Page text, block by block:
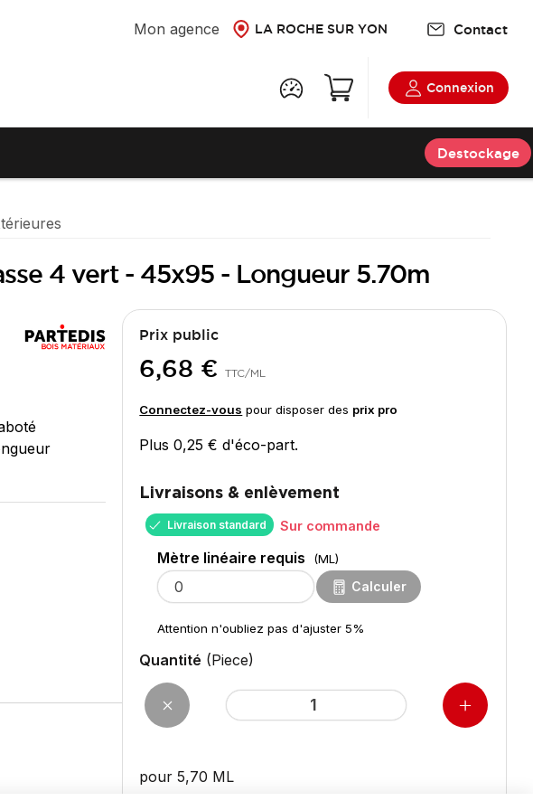
Mon agence LA ROCHE SUR YON Contact
Connexion
Destockage
4 vert - 45x95 - Longueur 5.70m
Prix public
6,68 € TTC/ML
Connectez-vous pour disposer des prix pro
Plus 0,25 € d'éco-part.
Livraisons & enlèvement
Livraison standard Sur commande
Mètre linéaire requis (ML)
Calculer
Attention n'oubliez pas d'ajuster 5%
Quantité (Piece)
pour 5,70 ML